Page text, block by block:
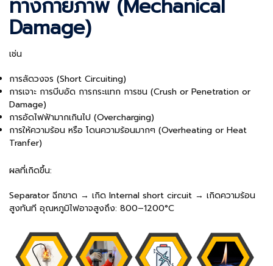
ทางกายภาพ (Mechanical
Damage)
เช่น
การลัดวงจร (Short Circuiting)
การเจาะ การบีบอัด การกระแทก การชน (Crush or Penetration or
Damage)
การอัดไฟฟ้ามากเกินไป (Overcharging)
การให้ความร้อน หรือ โดนความร้อนมากๆ (Overheating or Heat
Tranfer)
ผลที่เกิดขึ้น:
Separator ฉีกขาด → เกิด Internal short circuit → เกิดความร้อน
สูงทันที อุณหภูมิไฟอาจสูงถึง: 800–1200°C